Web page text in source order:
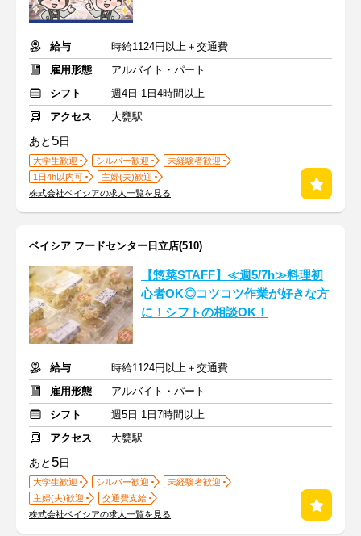
給与
時給1124円以上＋交通費
雇用形態
アルバイト・パート
シフト
週4日 1日4時間以上
アクセス
大甕駅
あと 5日
大学生歓迎 シルバー歓迎
未経験者歓迎
1日4h以内可
主婦(夫)歓迎
株式会社ベイシアの求人一覧を見る
ベイシア フードセンター日立店(510)
【惣菜STAFF】≪週5/7h≫料理初
心者OK◎コツコツ作業が好きな方
に！シフトの相談OK！
給与
時給1124円以上＋交通費
雇用形態
アルバイト・パート
シフト
週5日 1日7時間以上
アクセス
大甕駅
あと 5日
大学生歓迎 シルバー歓迎
未経験者歓迎
主婦(夫)歓迎
交通費支給
株式会社ベイシアの求人一覧を見る